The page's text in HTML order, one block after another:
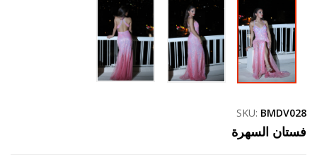
SKU: BMDV028
فستان السهرة